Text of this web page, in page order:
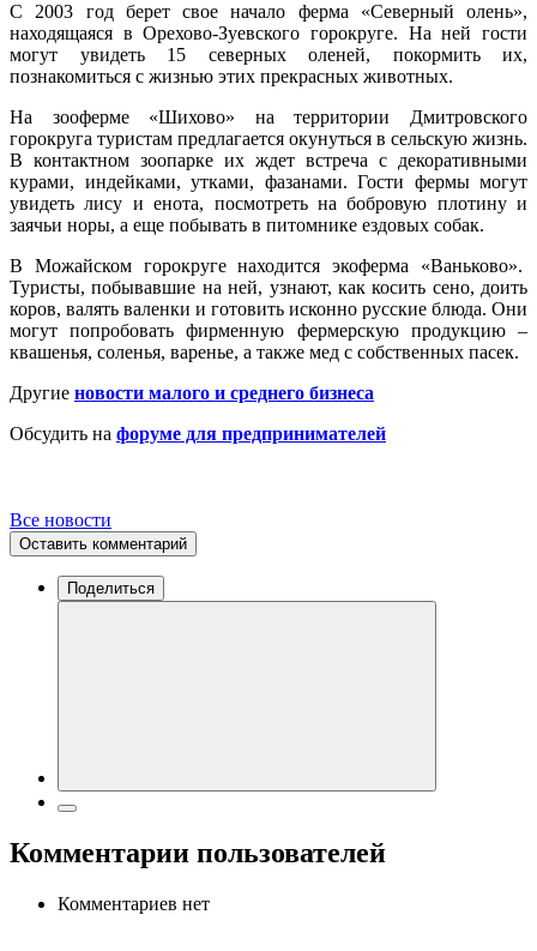
С 2003 год берет свое начало ферма «Северный олень»,
находящаяся в Орехово-Зуевского горокруге. На ней гости
могут увидеть 15 северных оленей, покормить их,
познакомиться с жизнью этих прекрасных животных.
На зооферме «Шихово» на территории Дмитровского
горокруга туристам предлагается окунуться в сельскую жизнь.
В контактном зоопарке их ждет встреча с декоративными
курами, индейками, утками, фазанами. Гости фермы могут
увидеть лису и енота, посмотреть на бобровую плотину и
заячьи норы, а еще побывать в питомнике ездовых собак.
В Можайском горокруге находится экоферма «Ваньково».
Туристы, побывавшие на ней, узнают, как косить сено, доить
коров, валять валенки и готовить исконно русские блюда. Они
могут попробовать фирменную фермерскую продукцию –
квашенья, соленья, варенье, а также мед с собственных пасек.
Другие новости малого и среднего бизнеса
Обсудить на форуме для предпринимателей
Все новости
Оставить комментарий
Поделиться
Комментарии пользователей
Комментариев нет